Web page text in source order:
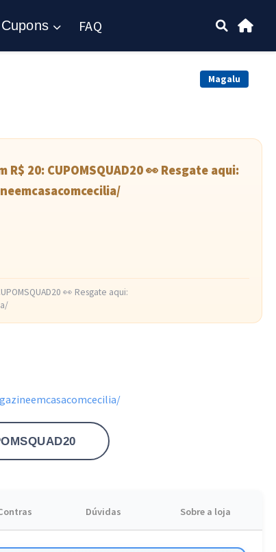
Cupons FAQ
Magalu
R$ 20: CUPOMSQUAD20 👀 Resgate aqui:
👀 Resgate aqui:
Dúvidas Sobre a loja